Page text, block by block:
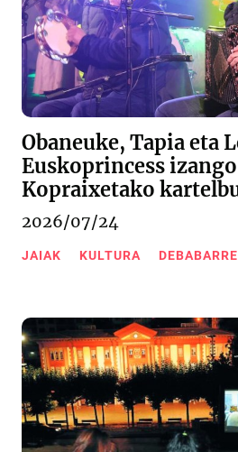
Obaneuke, Tapia eta
Euskoprincess
Kopraixetako
2026/07/24
JAIAK KULTURA